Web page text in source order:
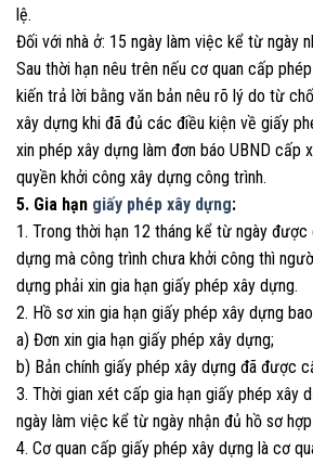
lệ.
Đối với nhà ở: 15 ngày làm việc kể từ ngày
Sau thời hạn nêu trên nếu cơ quan cấp
kiến trả lời bằng văn bản nêu rõ lý do từ
xây dựng khi đã đủ các điều kiện về giấy
xin phép xây dựng làm đơn báo UBND cấp
quyền khởi công xây dựng công trình.
5. Gia hạn giấy phép xây dựng:
1. Trong thời hạn 12 tháng kể từ ngày
dựng mà công trình chưa khởi công thì
dựng phải xin gia hạn giấy phép xây dựng.
2. Hồ sơ xin gia hạn giấy phép xây dựng
a) Đơn xin gia hạn giấy phép xây dựng;
b) Bản chính giấy phép xây dựng đã được
3. Thời gian xét cấp gia hạn giấy phép xây
ngày làm việc kể từ ngày nhận đủ hồ sơ
4. Cơ quan cấp giấy phép xây dựng là cơ